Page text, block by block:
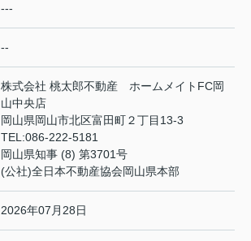
---
--
株式会社 桃太郎不動産 ホームメイトFC岡
山中央店
岡山県岡山市北区富田町２丁目13-3
TEL:086-222-5181
岡山県知事 (8) 第3701号
(公社)全日本不動産協会岡山県本部
2026年07月28日